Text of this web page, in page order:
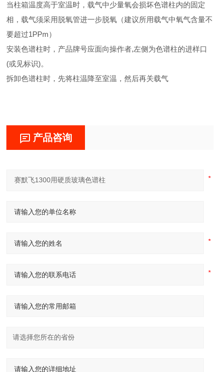
当柱箱温度高于室温时，载气中少量氧会损坏色谱柱内的固定
相，载气须采用脱氧管进一步脱氧（建议所用载气中氧气含量不
要超过1PPm）
安装色谱柱时，产品牌号应面向操作者,左侧为色谱柱的进样口
(或见标识)。
拆卸色谱柱时，先将柱温降至室温，然后再关载气
产品咨询